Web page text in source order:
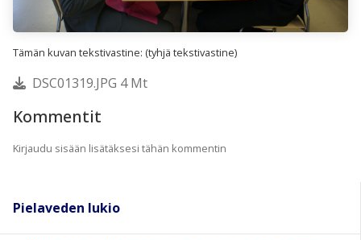
Tämän kuvan tekstivastine: (tyhjä tekstivastine)
DSC01319.JPG 4 Mt
Kommentit
Kirjaudu sisään lisätäksesi tähän kommentin
Pielaveden lukio